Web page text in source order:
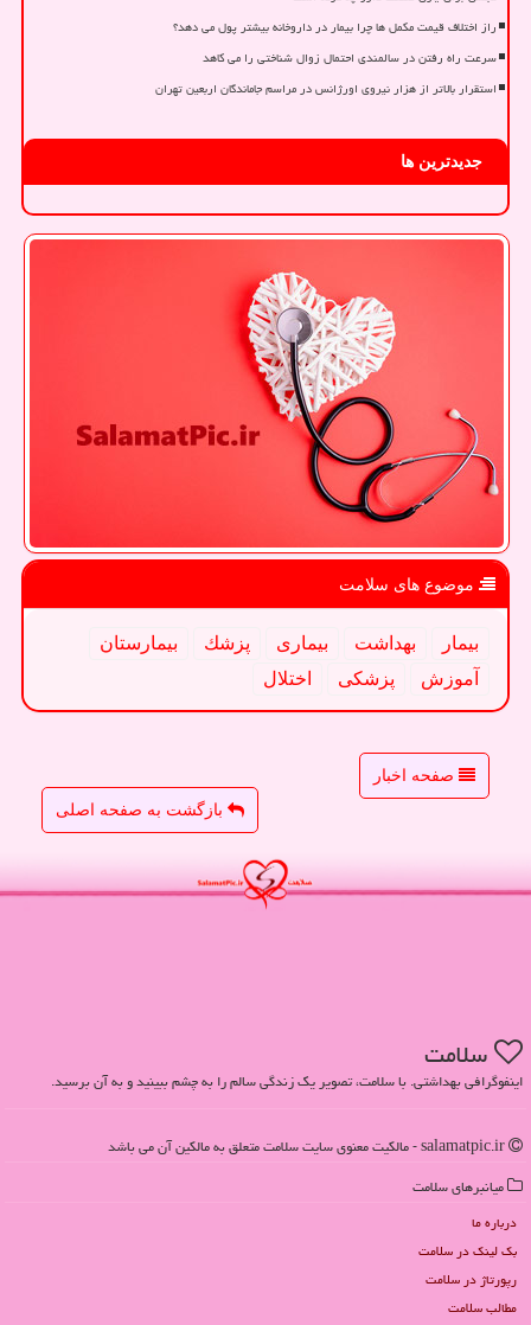
راز اختلاف قیمت مکمل ها چرا بیمار در داروخانه بیشتر پول می دهد؟
سرعت راه رفتن در سالمندی احتمال زوال شناختی را می کاهد
استقرار بالاتر از هزار نیروی اورژانس در مراسم جاماندگان اربعین تهران
جدیدترین ها
موضوع های سلامت
بیمار بهداشت بیماری پزشك
بیمارستان
آموزش
پزشكی اختلال
صفحه اخبار
بازگشت به صفحه اصلی
سلامت
اینفوگرافی بهداشتی. با سلامت، تصویر یک زندگی سالم را به چشم ببینید و به آن برسید.
میانبرهای سلامت
درباره ما
بک لینک در سلامت
رپورتاژ در سلامت
مطالب سلامت